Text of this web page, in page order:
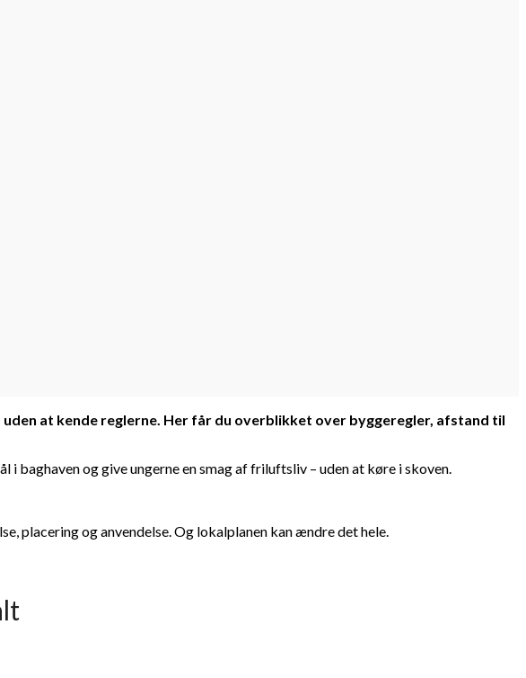
at kende reglerne. Her får du overblikket over byggeregler, afstand til
baghaven og give ungerne en smag af friluftsliv – uden at køre i skoven.
placering og anvendelse. Og lokalplanen kan ændre det hele.